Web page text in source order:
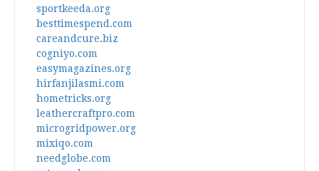
sportkeeda.org
besttimespend.com
careandcure.biz
cogniyo.com
easymagazines.org
hirfanjilasmi.com
hometricks.org
leathercraftpro.com
microgridpower.org
mixiqo.com
needglobe.com